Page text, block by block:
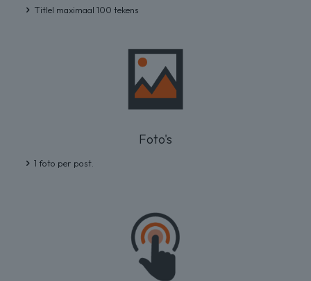
Titlel maximaal 100 tekens
Foto's
1 foto per post.